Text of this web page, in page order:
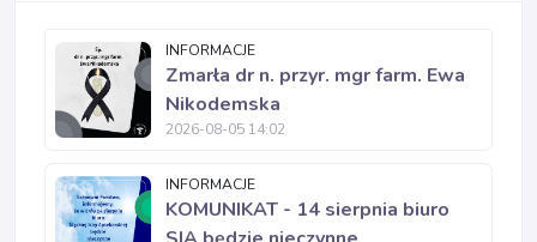
INFORMACJE
Zmarła dr n. przyr. mgr farm. Ewa
Nikodemska
2026-08-05 14:02
INFORMACJE
KOMUNIKAT - 14 sierpnia biuro